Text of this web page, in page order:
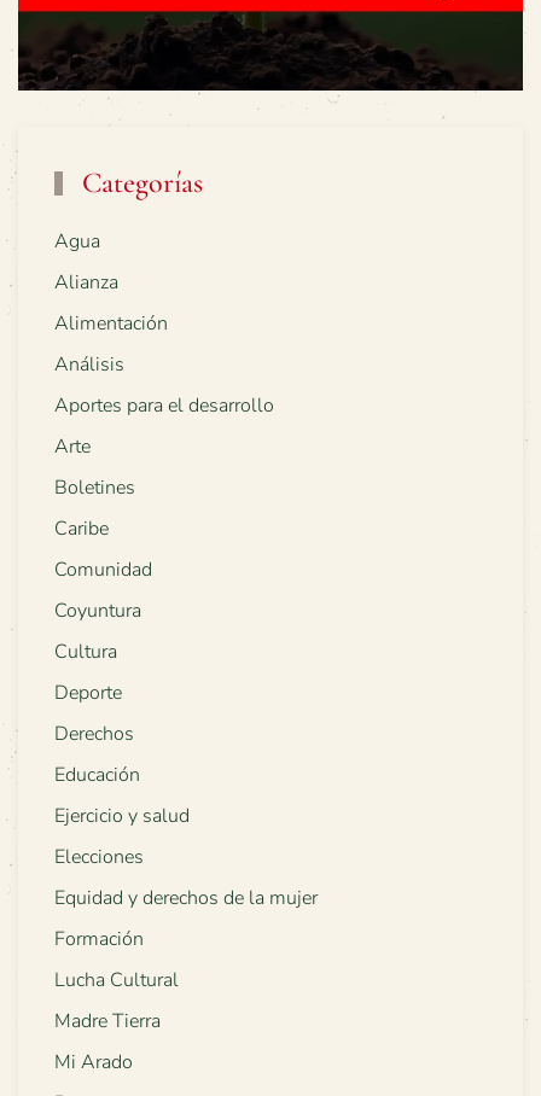
Categorías
Agua
Alianza
Alimentación
Análisis
Aportes para el desarrollo
Arte
Boletines
Caribe
Comunidad
Coyuntura
Cultura
Deporte
Derechos
Educación
Ejercicio y salud
Elecciones
Equidad y derechos de la mujer
Formación
Lucha Cultural
Madre Tierra
Mi Arado